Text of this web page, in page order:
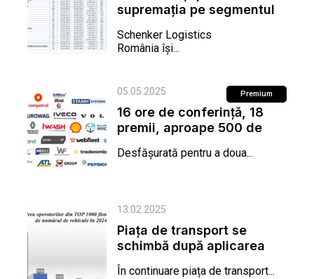
supremația pe segmentul
Schenker Logistics
România își...
05.05.2025
16 ore de conferință, 18
premii, aproape 500 de
Desfășurată pentru a doua...
Premium
13.02.2025
Piața de transport se
schimbă după aplicarea
măsurilor cuprinse în...
În continuare piața de transport...